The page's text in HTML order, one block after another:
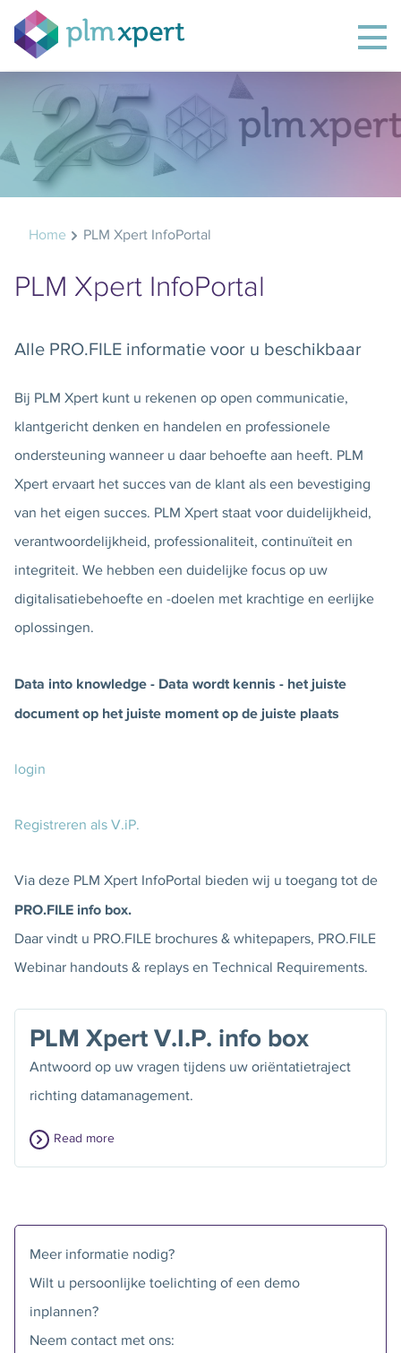
Home PLM Xpert InfoPortal
PLM Xpert InfoPortal
Alle PRO.FILE informatie voor u beschikbaar
Bij PLM Xpert kunt u rekenen op open communicatie,
klantgericht denken en handelen en professionele
ondersteuning wanneer u daar behoefte aan heeft. PLM
Xpert ervaart het succes van de klant als een bevestiging
van het eigen succes. PLM Xpert staat voor duidelijkheid,
verantwoordelijkheid, professionaliteit, continuïteit en
integriteit. We hebben een duidelijke focus op uw
digitalisatiebehoefte en -doelen met krachtige en eerlijke
oplossingen.
Data into knowledge - Data wordt kennis - het juiste
document op het juiste moment op de juiste plaats
login
Registreren als V.iP.
Via deze PLM Xpert InfoPortal bieden wij u toegang tot de
PRO.FILE info box.
Daar vindt u PRO.FILE brochures & whitepapers, PRO.FILE
Webinar handouts & replays en Technical Requirements.
PLM Xpert V.I.P. info box
Antwoord op uw vragen tijdens uw oriëntatietraject
richting datamanagement.
Read more
Meer informatie nodig?
Wilt u persoonlijke toelichting of een demo
inplannen?
Neem contact met ons: